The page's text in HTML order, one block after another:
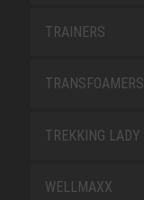
TRAINERS
TRANSFOAMERS
TREKKING LADY
WELLMAXX